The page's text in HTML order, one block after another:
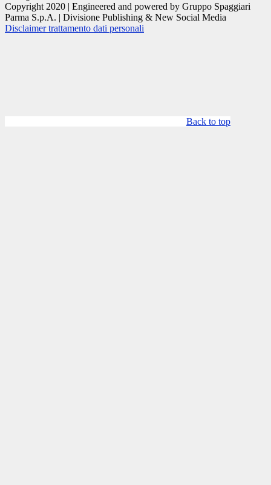
Copyright 2020 | Engineered and powered by Gruppo Spaggiari
Parma S.p.A. | Divisione Publishing & New Social Media
Disclaimer trattamento dati personali
Back to top